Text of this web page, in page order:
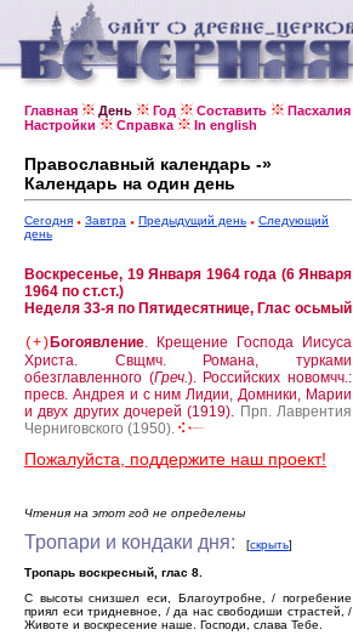
Главная День Год Составить Пасхалия
Настройки
Справка In english
Православный календарь -»
Календарь на один день
Сегодня Завтра Предыдущий день
Следующий
день
Воскресенье, 19 Января 1964 года (6 Января
1964 по ст.ст.)
Неделя 33-я по Пятидесятнице, Глас осьмый
(+) Богоявление. Крещение Господа Иисуса
Христа. Свщмч. Романа, турками
обезглавленного (Греч.). Российских новомчч.:
пресв. Андрея и с ним Лидии, Домники, Марии
и двух других дочерей (1919). Прп. Лаврентия
Черниговского (1950).
Пожалуйста, поддержите наш проект!
Чтения на этот год не определены
Тропари и кондаки дня: [скрыть]
Тропарь воскресный, глас 8.
С высоты снизшел еси, Благоутробне, / погребение
приял еси тридневное, / да нас свободиши страстей, /
Животе и воскресение наше. Господи, слава Тебе.